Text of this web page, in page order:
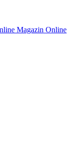
Online